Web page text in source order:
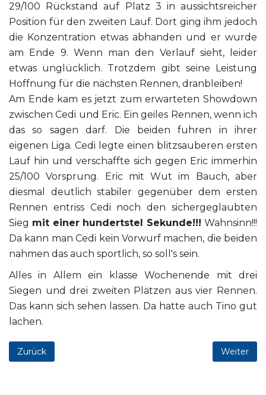
29/100 Rückstand auf Platz 3 in aussichtsreicher
Position für den zweiten Lauf. Dort ging ihm jedoch
die Konzentration etwas abhanden und er wurde
am Ende 9. Wenn man den Verlauf sieht, leider
etwas unglücklich. Trotzdem gibt seine Leistung
Hoffnung für die nächsten Rennen, dranbleiben!
Am Ende kam es jetzt zum erwarteten Showdown
zwischen Cedi und Eric. Ein geiles Rennen, wenn ich
das so sagen darf. Die beiden fuhren in ihrer
eigenen Liga. Cedi legte einen blitzsauberen ersten
Lauf hin und verschaffte sich gegen Eric immerhin
25/100 Vorsprung. Eric mit Wut im Bauch, aber
diesmal deutlich stabiler gegenüber dem ersten
Rennen entriss Cedi noch den sichergeglaubten
Sieg mit einer hundertstel Sekunde!!! Wahnsinn!!!
Da kann man Cedi kein Vorwurf machen, die beiden
nahmen das auch sportlich, so soll's sein.
Alles in Allem ein klasse Wochenende mit drei
Siegen und drei zweiten Plätzen aus vier Rennen.
Das kann sich sehen lassen. Da hatte auch Tino gut
lachen.
Zurück Weiter